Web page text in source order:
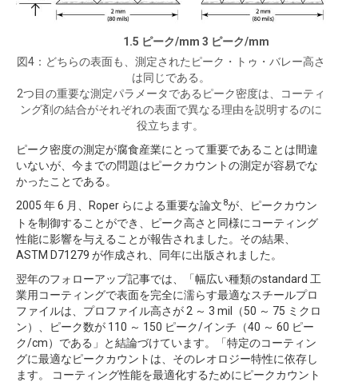
1.5 ピーク/mm 3 ピーク/mm
図4：どちらの表面も、測定されたピーク・トゥ・バレー高さ
は同じである。
2つ目の重要な測定パラメータであるピーク密度は、コーティ
ング剤の結合がそれぞれの表面で異なる理由を説明するのに
役立ちます。
ピーク密度の測定が腐食産業にとって重要であることは間違
いないが、今までの問題はピークカウントの測定が容易でな
かったことである。
2005 年 6 月、Roper らによる重要な論文 8が、ピークカウン
トを制御することができ、ピーク高さと同様にコーティング
性能に影響を与えることが報告されました。その結果、
ASTM D71279 が作成され、同年に出版されました。
翌年のフォローアップ記事では、「幅広い種類のstandard 工
業用コーティングで表面を完全に濡らす最適なスチールプロ
ファイルは、プロファイル高さが 2 ～ 3 mil（50 ～ 75 ミクロ
ン）、ピーク数が 110 ～ 150 ピーク/インチ（40 ～ 60 ピー
ク/cm）である」と結論づけています。「特定のコーティン
グに最適なピークカウントは、そのレオロジー特性に依存し
ます。 コーティング性能を最適化するためにピークカウント